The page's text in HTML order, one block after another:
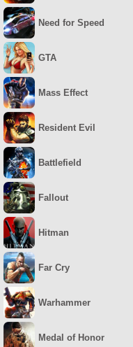
Need for Speed
GTA
Mass Effect
Resident Evil
Battlefield
Fallout
Hitman
Far Cry
Warhammer
Medal of Honor